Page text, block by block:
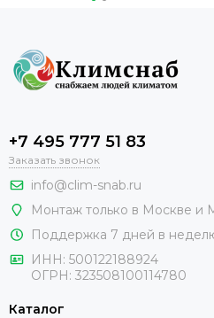
+7 495 777 51 83
Заказать звонок
info@clim-snab.ru
Монтаж только в Москве и
Поддержка 7 дней в
ИНН: 500122188924
ОГРН: 323508100114780
Каталог